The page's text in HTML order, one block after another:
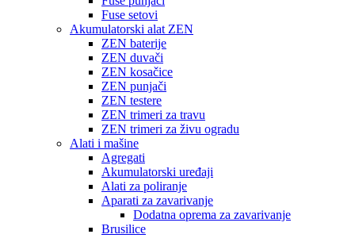
Fuse setovi
Akumulatorski alat ZEN
ZEN baterije
ZEN duvači
ZEN kosačice
ZEN punjači
ZEN testere
ZEN trimeri za travu
ZEN trimeri za živu ogradu
Alati i mašine
Agregati
Akumulatorski uređaji
Alati za poliranje
Aparati za zavarivanje
Dodatna oprema za zavarivanje
Brusilice